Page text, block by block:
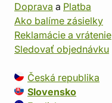
Doprava a Platba
Ako balíme zásielky
Reklamácie a vrátenie
Sledovať objednávku
Česká republika
Slovensko